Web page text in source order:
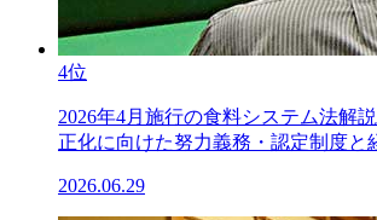
4位
2026年4月施行の食料システム法解
正化に向けた努力義務・認定制度と
2026.06.29